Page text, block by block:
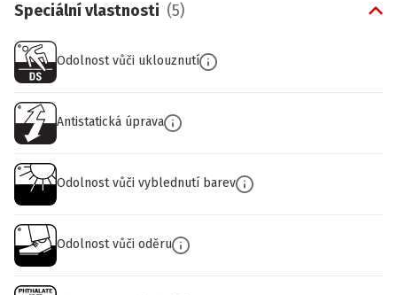
Speciální vlastnosti (5)
Odolnost vůči uklouznutí
Antistatická úprava
Odolnost vůči vyblednutí barev
Odolnost vůči oděru